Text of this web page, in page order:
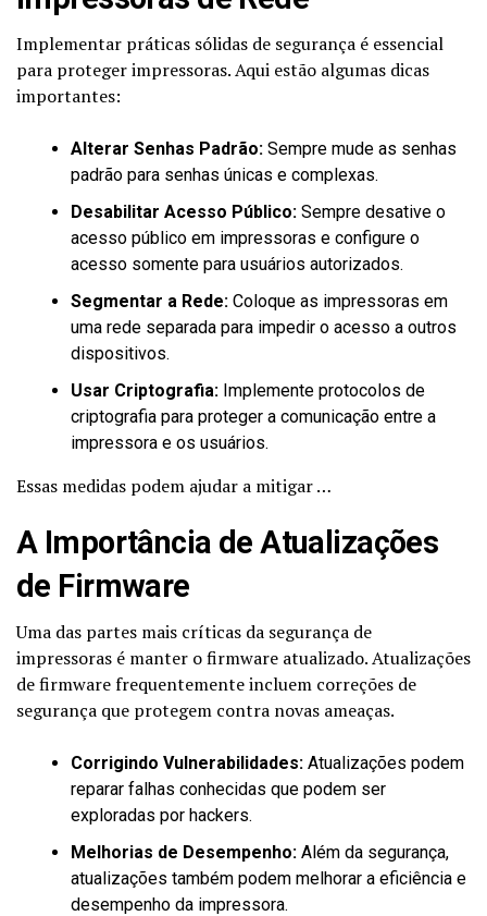
Implementar práticas sólidas de segurança é essencial
para proteger impressoras. Aqui estão algumas dicas
importantes:
Alterar Senhas Padrão: Sempre mude as senhas
padrão para senhas únicas e complexas.
Desabilitar Acesso Público: Sempre desative o
acesso público em impressoras e configure o
acesso somente para usuários autorizados.
Segmentar a Rede: Coloque as impressoras em
uma rede separada para impedir o acesso a outros
dispositivos.
Usar Criptografia: Implemente protocolos de
criptografia para proteger a comunicação entre a
impressora e os usuários.
Essas medidas podem ajudar a mitigar …
A Importância de Atualizações
de Firmware
Uma das partes mais críticas da segurança de
impressoras é manter o firmware atualizado. Atualizações
de firmware frequentemente incluem correções de
segurança que protegem contra novas ameaças.
Corrigindo Vulnerabilidades: Atualizações podem
reparar falhas conhecidas que podem ser
exploradas por hackers.
Melhorias de Desempenho: Além da segurança,
atualizações também podem melhorar a eficiência e
desempenho da impressora.